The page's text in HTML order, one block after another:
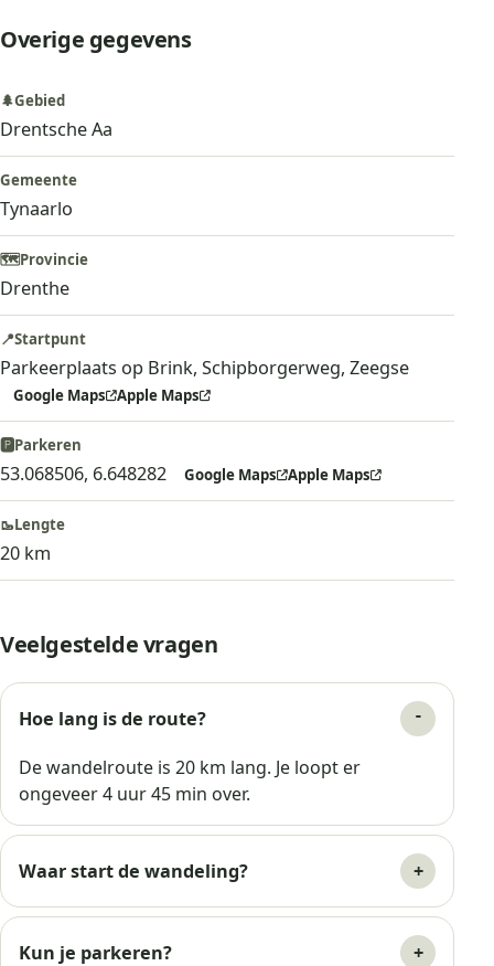
Veelgestelde vragen
Hoe lang is de route?
De wandelroute is 20 km lang. Je loopt er
ongeveer 4 uur 45 min over.
Waar start de wandeling?
Kun je parkeren?
Overige gegevens
🌲Gebied
Drentsche Aa
Gemeente
Tynaarlo
🗺️Provincie
Drenthe
📍Startpunt
Parkeerplaats op Brink, Schipborgerweg, Zeegse
Google Maps Apple Maps
🅿️Parkeren
53.068506, 6.648282 Google Maps Apple Maps
🥾Lengte
20 km